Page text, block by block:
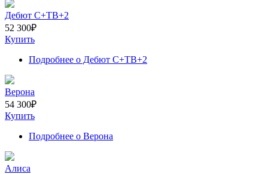
Дебют С+ТВ+2
52 300₽
Купить
Подробнее о Дебют С+ТВ+2
Верона
54 300₽
Купить
Подробнее о Верона
Алиса